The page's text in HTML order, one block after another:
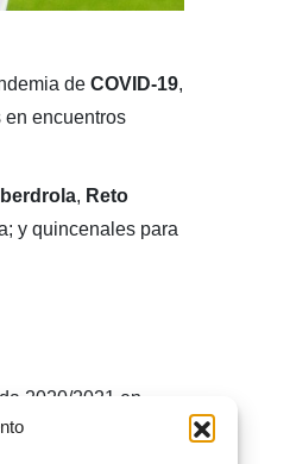
de COVID-19,
encuentros
, Reto
y quincenales para
2020/2021 en